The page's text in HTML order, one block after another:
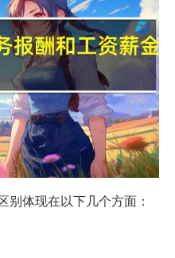
别体现在以下几个方面：